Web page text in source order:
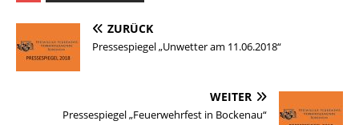
ZURÜCK
Pressespiegel „Unwetter am 11.06.2018“
WEITER
Pressespiegel „Feuerwehrfest in Bockenau“